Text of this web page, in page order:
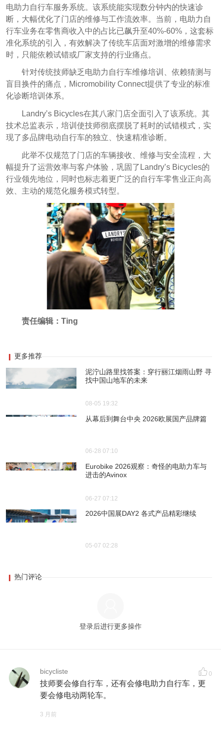
电助力自行车服务系统。该系统能实现数分钟内的快速诊
断，大幅优化了门店的维修与工作流效率。当前，电助力自
行车业务在零售商收入中的占比已飙升至40%-60%，这套标
准化系统的引入，有效解决了传统车店面对激增的维修需求
时，只能依赖试错或厂家支持的行业痛点。
针对传统技师缺乏电助力自行车维修培训、依赖猜测与
盲目换件的痛点，Micromobility Connect提供了专业的标准
化诊断培训体系。
Landry’s Bicycles在其八家门店全面引入了该系统。其
技术总监表示，培训使技师彻底摆脱了耗时的试错模式，实
现了多品牌电动自行车的独立、快速精准诊断。
此举不仅规范了门店的车辆接收、维修与安全流程，大
幅提升了运营效率与客户体验，巩固了Landry’s Bicycles的
行业领先地位，同时也标志着更广泛的自行车零售业正向高
效、主动的规范化服务模式转型。
责任编辑：Ting
更多推荐
泥泞山路里找答案：穿行丽江烟雨山野 寻
找中国山地车的未来
08-05 19:32
从幕后到舞台中央 2026欧展国产品牌篇
06-28 07:10
Eurobike 2026观察：奇怪的电助力车与
进击的Avinox
06-27 07:12
2026中国展DAY2 各式产品精彩继续
05-07 02:28
热门评论
登录后进行更多操作
bicycliste 0
技师要会修自行车，还有会修电助力自行车，更
要会修电动两轮车。
3 月前